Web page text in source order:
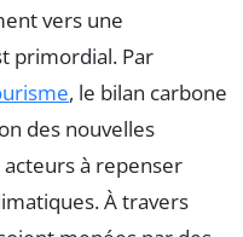
vers une
primordial. Par
, le bilan carbone
des nouvelles
à repenser
À travers